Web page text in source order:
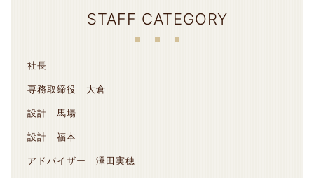
STAFF CATEGORY
社長
専務取締役 大倉
設計 馬場
設計 福本
アドバイザー 澤田実穂